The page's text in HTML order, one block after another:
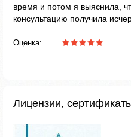
время и потом я выяснила,
консультацию получила
Оценка:
Лицензии,